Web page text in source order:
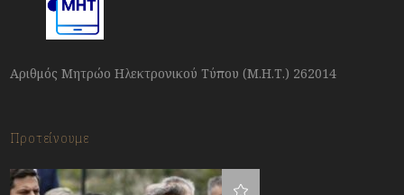
Αριθμός Μητρώο Ηλεκτρονικού Τύπου (Μ.Η.Τ.) 262014
Προτείνουμε